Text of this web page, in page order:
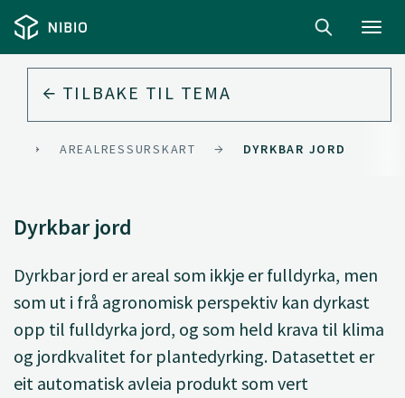
TILBAKE TIL TEMA
AREALRESSURSKART DYRKBAR JORD
Dyrkbar jord
Dyrkbar jord er areal som ikkje er fulldyrka, men
som ut i frå agronomisk perspektiv kan dyrkast
opp til fulldyrka jord, og som held krava til klima
og jordkvalitet for plantedyrking. Datasettet er
eit automatisk avleia produkt som vert